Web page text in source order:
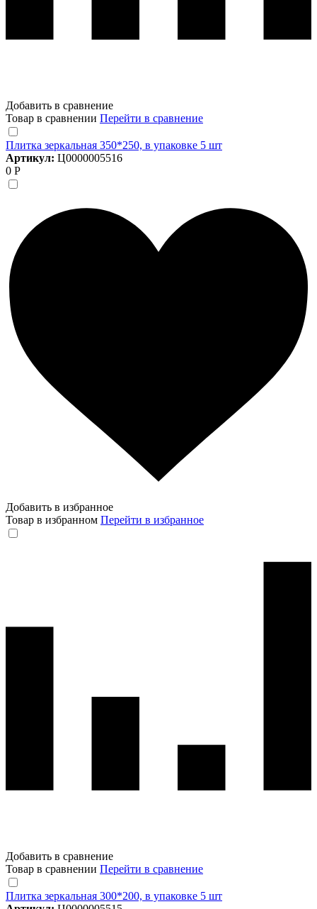
Добавить в сравнение
Товар в сравнении Перейти в сравнение
Плитка зеркальная 350*250, в упаковке 5 шт
Артикул: Ц0000005516
0 Р
Добавить в избранное
Товар в избранном Перейти в избранное
Добавить в сравнение
Товар в сравнении Перейти в сравнение
Плитка зеркальная 300*200, в упаковке 5 шт